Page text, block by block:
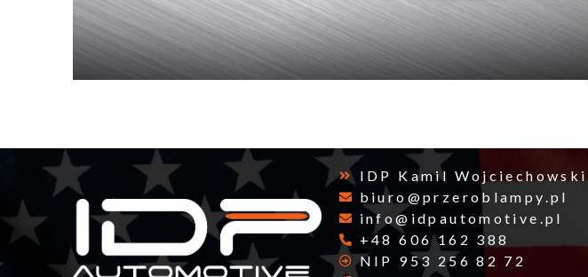
IDP Kamil Wojciechowski
biuro@przeroblampy.pl
info@idpautomotive.pl
+48 606 162 388
NIP 953 256 82 72